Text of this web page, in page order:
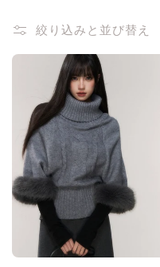
シ
ン
絞り込みと並び替え